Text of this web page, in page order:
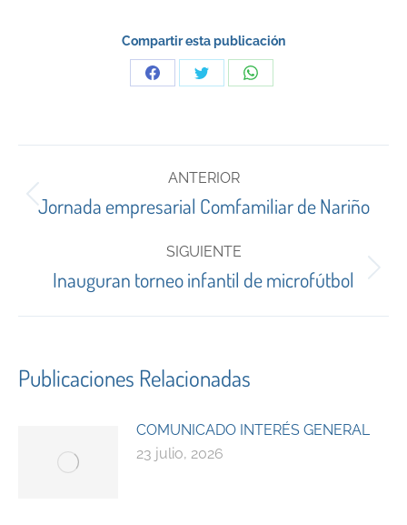
Compartir esta publicación
Share Share Share
entre
ANTERIOR
Publicación
anterior:
Jornada empresarial Comfamiliar de Nariño
SIGUIENTE
Publicación
siguiente:
Inauguran torneo infantil de microfútbol
Publicaciones Relacionadas
COMUNICADO INTERÉS GENERAL
23 julio, 2026